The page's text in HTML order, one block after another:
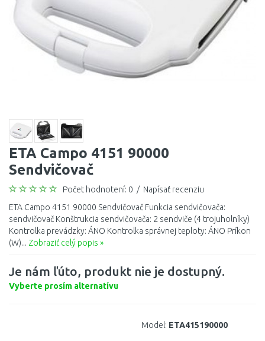
ETA Campo 4151 90000
Sendvičovač
Počet hodnotení: 0 / Napísať recenziu
ETA Campo 4151 90000 Sendvičovač Funkcia sendvičovača:
sendvičovač Konštrukcia sendvičovača: 2 sendviče (4 trojuholníky)
Kontrolka prevádzky: ÁNO Kontrolka správnej teploty: ÁNO Príkon
(W)... Zobraziť celý popis »
Je nám ľúto, produkt nie je dostupný.
Vyberte prosím alternatívu
Model: ETA415190000